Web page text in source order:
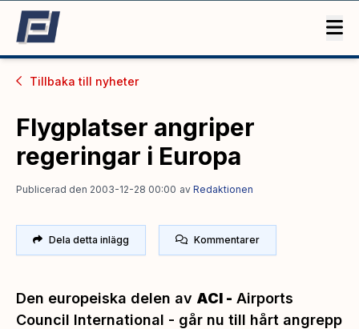
Tillbaka till nyheter
Flygplatser angriper
regeringar i Europa
Publicerad den 2003-12-28 00:00 av Redaktionen
Dela detta inlägg Kommentarer
Den europeiska delen av ACI - Airports
Council International - går nu till hårt angrepp